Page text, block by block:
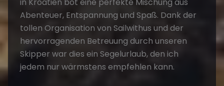
in Kroatien bot eine perfekte Mischung aus
Abenteuer, Entspannung und Spaß. Dank der
tollen Organisation von Sailwithus und der
hervorragenden Betreuung durch unseren
Skipper war dies ein Segelurlaub, den ich
jedem nur wärmstens empfehlen kann.